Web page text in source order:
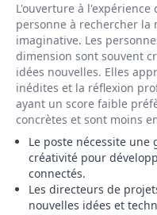
L'ouverture à
personne à rechercher la
imaginative. Les
dimension sont souvent
idées nouvelles. Elles
inédites et la réflexion
ayant un score faible
concrètes et sont moins
Le poste nécessite
créativité pour
connectés.
Les directeurs de
nouvelles idées et